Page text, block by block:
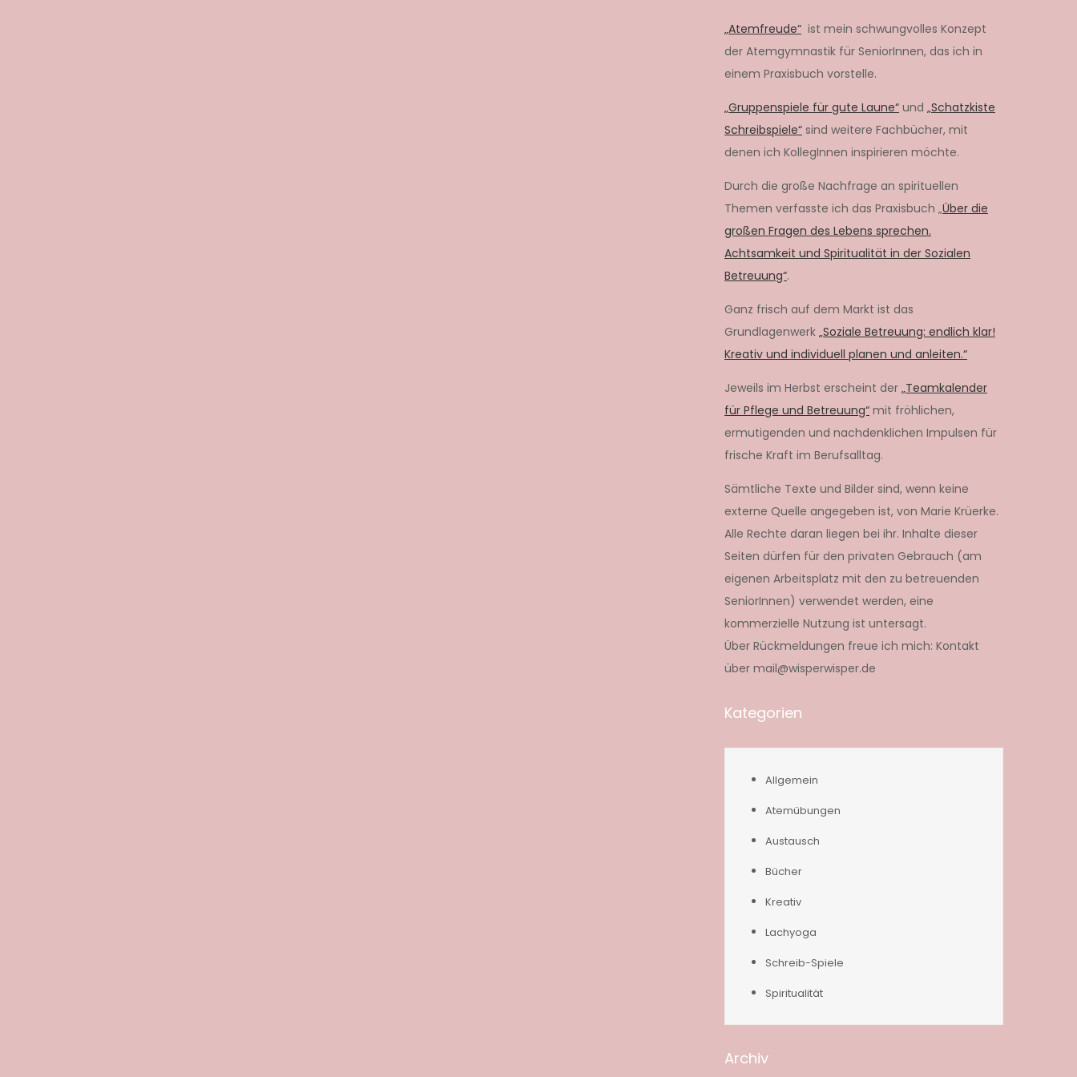
„Atemfreude“ ist mein schwungvolles Konzept
der Atemgymnastik für SeniorInnen, das ich in
einem Praxisbuch vorstelle.
„Gruppenspiele für gute Laune“ und „Schatzkiste
Schreibspiele“ sind weitere Fachbücher, mit
denen ich KollegInnen inspirieren möchte.
Durch die große Nachfrage an spirituellen
Themen verfasste ich das Praxisbuch „Über die
großen Fragen des Lebens sprechen.
Achtsamkeit und Spiritualität in der Sozialen
Betreuung“.
Ganz frisch auf dem Markt ist das
Grundlagenwerk „Soziale Betreuung: endlich klar!
Kreativ und individuell planen und anleiten.“
Jeweils im Herbst erscheint der „Teamkalender
für Pflege und Betreuung“ mit fröhlichen,
ermutigenden und nachdenklichen Impulsen für
frische Kraft im Berufsalltag.
Sämtliche Texte und Bilder sind, wenn keine
externe Quelle angegeben ist, von Marie Krüerke.
Alle Rechte daran liegen bei ihr. Inhalte dieser
Seiten dürfen für den privaten Gebrauch (am
eigenen Arbeitsplatz mit den zu betreuenden
SeniorInnen) verwendet werden, eine
kommerzielle Nutzung ist untersagt.
Über Rückmeldungen freue ich mich: Kontakt
über mail@wisperwisper.de
Kategorien
Allgemein
Atemübungen
Austausch
Bücher
Kreativ
Lachyoga
Schreib-Spiele
Spiritualität
Archiv